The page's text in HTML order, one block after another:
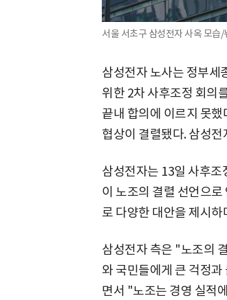
서울 서초구 삼성전자 사옥 모습/
삼성전자 노사는 정부세
위한 2차 사후조정 회의
끝내 합의에 이르지 못
협상이 결렬됐다. 삼성
삼성전자는 13일 사후
이 노조의 결렬 선언으
로 다양한 대안을 제시
삼성전자 측은 "노조의
와 국민들에게 큰 걱정
면서 "노조는 경영 실적